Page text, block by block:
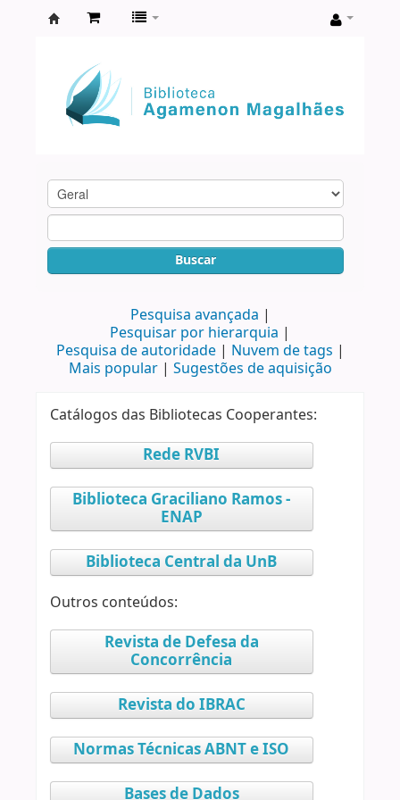
Agamenon
Magalhães
Buscar
Pesquisa avançada
Pesquisar por hierarquia
Pesquisa de autoridade
Nuvem de tags
Mais popular
Sugestões de aquisição
Catálogos das Bibliotecas Cooperantes:
Rede RVBI
Biblioteca Graciliano Ramos -
ENAP
Biblioteca Central da UnB
Outros conteúdos:
Revista de Defesa da
Concorrência
Revista do IBRAC
Normas Técnicas ABNT e ISO
Bases de Dados